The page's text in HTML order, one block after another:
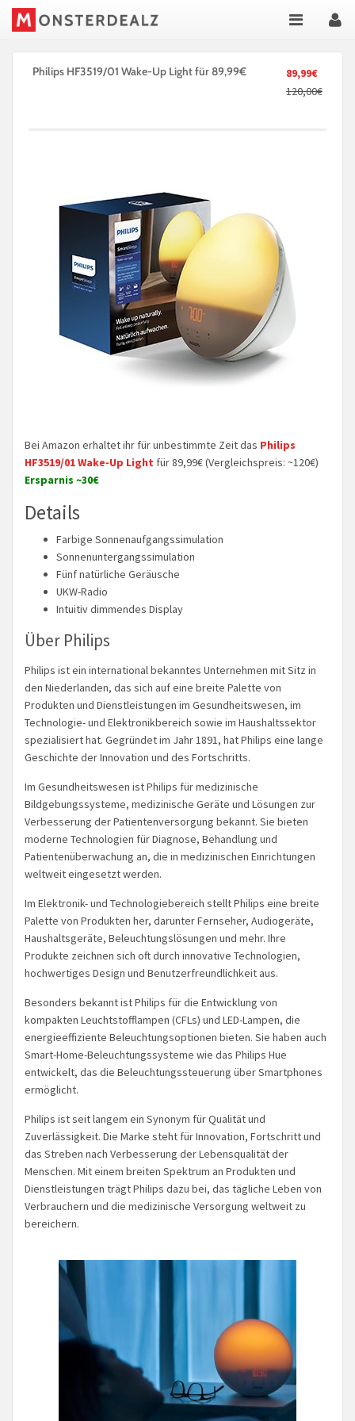
89,99€
120,00€
Philips HF3519/01 Wake-Up Light für 89,99€
Bei Amazon erhaltet ihr für unbestimmte Zeit das Philips
HF3519/01 Wake-Up Light für 89,99€ (Vergleichspreis: ~120€)
Ersparnis ~30€
Details
Farbige Sonnenaufgangssimulation
Sonnenuntergangssimulation
Fünf natürliche Geräusche
UKW-Radio
Intuitiv dimmendes Display
Über Philips
Philips ist ein international bekanntes Unternehmen mit Sitz in
den Niederlanden, das sich auf eine breite Palette von
Produkten und Dienstleistungen im Gesundheitswesen, im
Technologie- und Elektronikbereich sowie im Haushaltssektor
spezialisiert hat. Gegründet im Jahr 1891, hat Philips eine lange
Geschichte der Innovation und des Fortschritts.
Im Gesundheitswesen ist Philips für medizinische
Bildgebungssysteme, medizinische Geräte und Lösungen zur
Verbesserung der Patientenversorgung bekannt. Sie bieten
moderne Technologien für Diagnose, Behandlung und
Patientenüberwachung an, die in medizinischen Einrichtungen
weltweit eingesetzt werden.
Im Elektronik- und Technologiebereich stellt Philips eine breite
Palette von Produkten her, darunter Fernseher, Audiogeräte,
Haushaltsgeräte, Beleuchtungslösungen und mehr. Ihre
Produkte zeichnen sich oft durch innovative Technologien,
hochwertiges Design und Benutzerfreundlichkeit aus.
Besonders bekannt ist Philips für die Entwicklung von
kompakten Leuchtstofflampen (CFLs) und LED-Lampen, die
energieeffiziente Beleuchtungsoptionen bieten. Sie haben auch
Smart-Home-Beleuchtungssysteme wie das Philips Hue
entwickelt, das die Beleuchtungssteuerung über Smartphones
ermöglicht.
Philips ist seit langem ein Synonym für Qualität und
Zuverlässigkeit. Die Marke steht für Innovation, Fortschritt und
das Streben nach Verbesserung der Lebensqualität der
Menschen. Mit einem breiten Spektrum an Produkten und
Dienstleistungen trägt Philips dazu bei, das tägliche Leben von
Verbrauchern und die medizinische Versorgung weltweit zu
bereichern.